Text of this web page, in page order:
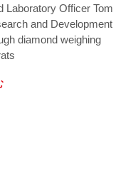
Laboratory Officer Tom
and Development
diamond weighing